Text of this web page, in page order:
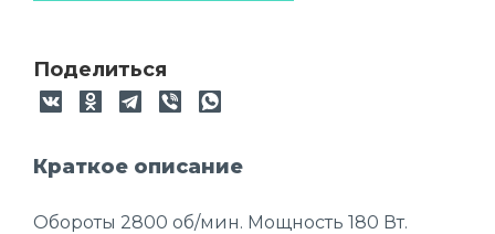
Поделиться
Краткое описание
Обороты 2800 об/мин. Мощность 180 Вт.